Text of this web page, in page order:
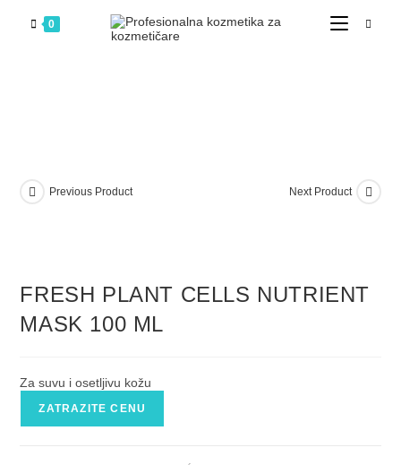
0
Previous Product Next Product
FRESH PLANT CELLS NUTRIENT
MASK 100 ML
Za suvu i osetljivu kožu
ZATRAZITE CENU